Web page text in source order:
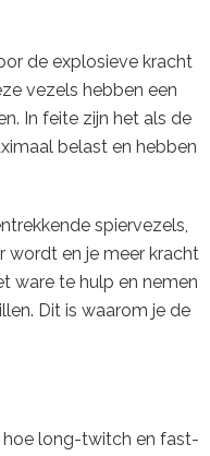
de explosieve kracht
vezels hebben een
In feite zijn het als de
belast en hebben
spiervezels,
wordt en je meer kracht
ware te hulp en nemen
Dit is waarom je de
hoe long-twitch en fast-